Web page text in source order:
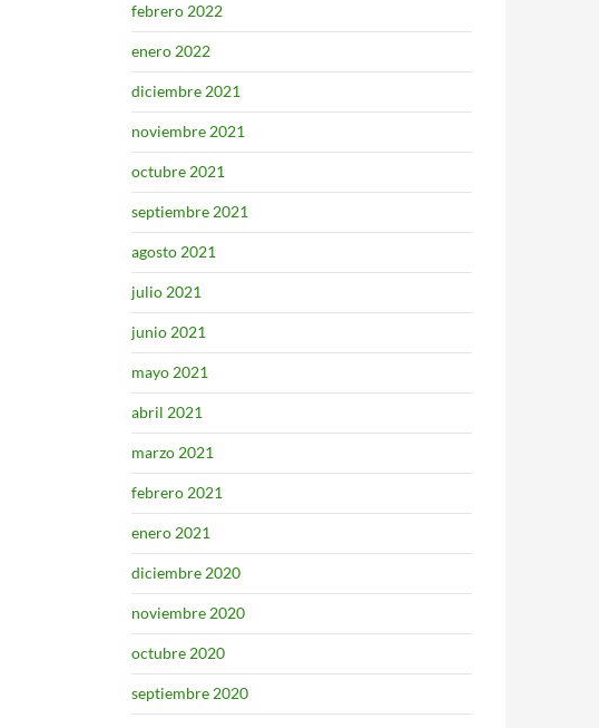
febrero 2022
enero 2022
diciembre 2021
noviembre 2021
octubre 2021
septiembre 2021
agosto 2021
julio 2021
junio 2021
mayo 2021
abril 2021
marzo 2021
febrero 2021
enero 2021
diciembre 2020
noviembre 2020
octubre 2020
septiembre 2020